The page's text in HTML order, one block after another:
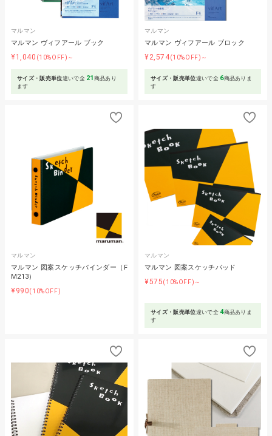
マルマン
マルマン ヴィフアール ブック
¥1,040 (10%OFF)～
サイズ・販売単位違いで全 21 商品あり
ます
マルマン
マルマン ヴィフアール ブロック
¥2,574(10%OFF)～
サイズ・販売単位違いで全 6商品ありま
す
マルマン
マルマン 図案スケッチバインダー（F
M213）
¥990(10%OFF)
マルマン
マルマン 図案スケッチパッド
¥575(10%OFF)～
サイズ・販売単位違いで全4商品ありま
す